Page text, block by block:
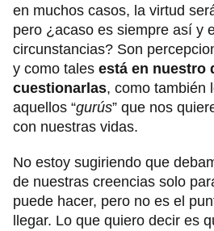
en muchos casos, la virtud
pero ¿acaso es siempre así y
circunstancias? Son
y como tales está en nuestro
cuestionarlas, como también
aquellos “gurús” que nos
con nuestras vidas.
No estoy sugiriendo que
de nuestras creencias solo
puede hacer, pero no es el
llegar. Lo que quiero decir es